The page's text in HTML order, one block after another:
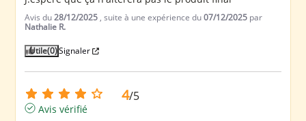
Avis du28/12/2025 , suite à une expérience du07/12/2025 par
Nathalie R.
Utile(0)Signaler
4/5
Avis vérifié